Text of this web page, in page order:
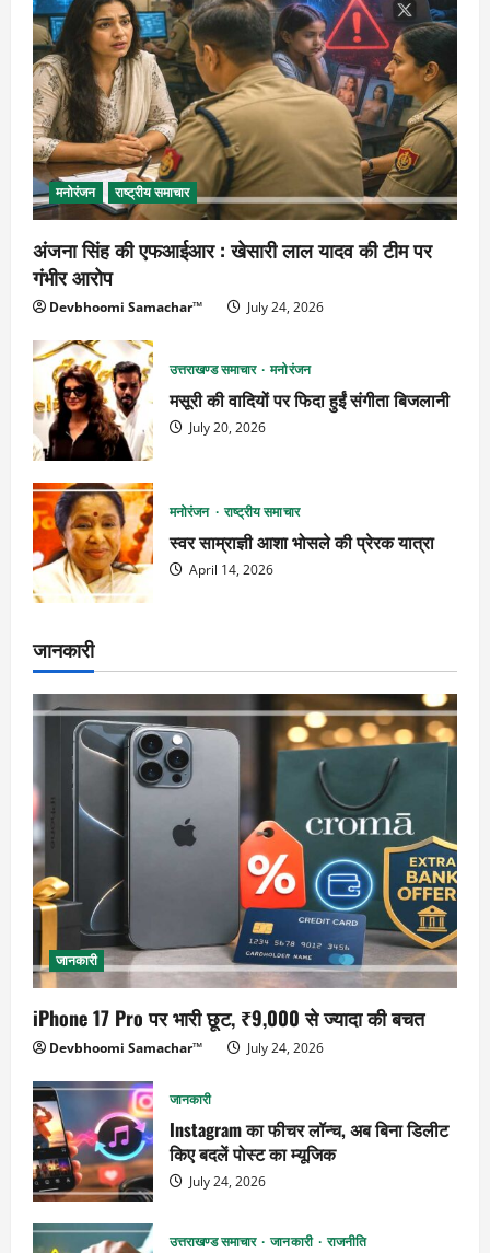
मनोरंजन राष्ट्रीय समाचार
अंजना सिंह की एफआईआर : खेसारी लाल यादव की टीम पर
गंभीर आरोप
Devbhoomi Samachar™ July 24, 2026
उत्तराखण्ड समाचार मनोरंजन
मसूरी की वादियों पर फिदा हुईं संगीता बिजलानी
July 20, 2026
मनोरंजन राष्ट्रीय समाचार
स्वर साम्राज्ञी आशा भोसले की प्रेरक यात्रा
April 14, 2026
जानकारी
जानकारी
iPhone 17 Pro पर भारी छूट, ₹9,000 से ज्यादा की बचत
Devbhoomi Samachar™ July 24, 2026
जानकारी
Instagram का फीचर लॉन्च, अब बिना डिलीट
किए बदलें पोस्ट का म्यूजिक
July 24, 2026
उत्तराखण्ड समाचार जानकारी राजनीति